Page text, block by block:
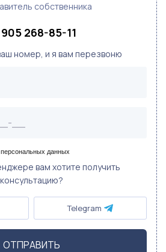
собственника
905 268-85-11
номер, и я вам перезвоню
данных
вам хотите получить
консультацию?
Telegram
ОТПРАВИТЬ